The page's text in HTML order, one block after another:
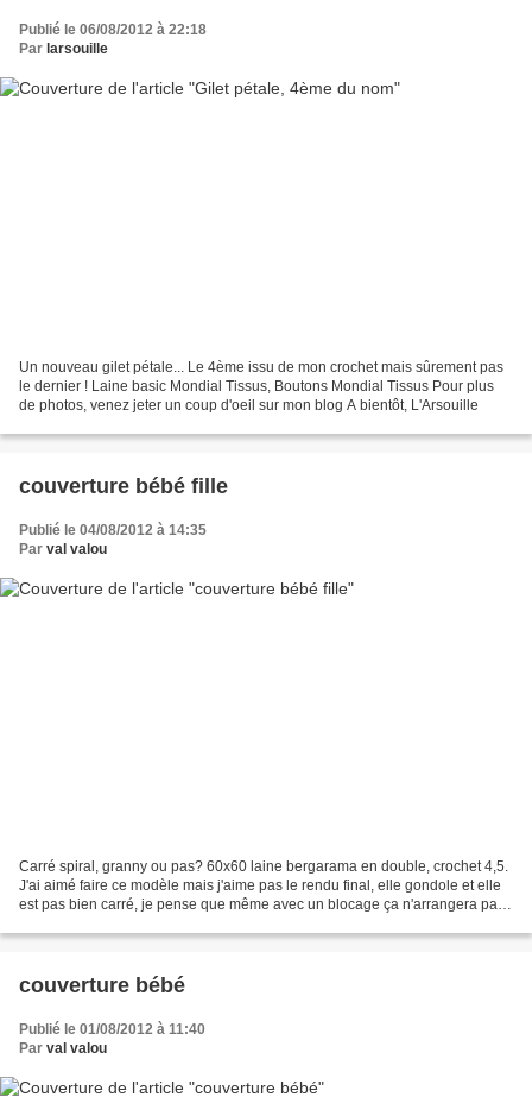
Publié le 06/08/2012 à 22:18
Par larsouille
Un nouveau gilet pétale... Le 4ème issu de mon crochet mais sûrement pas
le dernier ! Laine basic Mondial Tissus, Boutons Mondial Tissus Pour plus
de photos, venez jeter un coup d'oeil sur mon blog A bientôt, L'Arsouille
couverture bébé fille
Publié le 04/08/2012 à 14:35
Par val valou
Carré spiral, granny ou pas? 60x60 laine bergarama en double, crochet 4,5.
J'ai aimé faire ce modèle mais j'aime pas le rendu final, elle gondole et elle
est pas bien carré, je pense que même avec un blocage ça n'arrangera pas
couverture bébé
Publié le 01/08/2012 à 11:40
Par val valou